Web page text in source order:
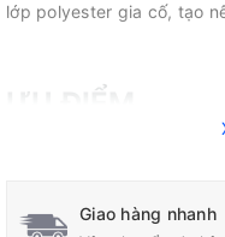
lớp polyester gia cố, tạo
kiệm thời gian và công
phải lo lắng về việc bảo
Giao hàng nhanh